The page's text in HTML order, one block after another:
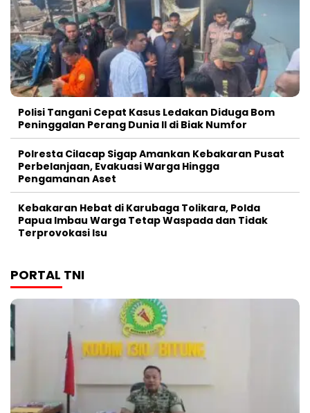
Polisi Tangani Cepat Kasus Ledakan Diduga Bom
Peninggalan Perang Dunia II di Biak Numfor
Polresta Cilacap Sigap Amankan Kebakaran Pusat
Perbelanjaan, Evakuasi Warga Hingga
Pengamanan Aset
Kebakaran Hebat di Karubaga Tolikara, Polda
Papua Imbau Warga Tetap Waspada dan Tidak
Terprovokasi Isu
PORTAL TNI